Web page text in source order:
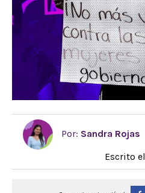
Por: Sandra Rojas
Escrito el